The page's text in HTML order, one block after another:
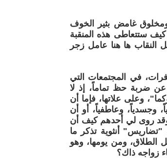
ومخلوق غامض بثير الخوف
ستتعاطى هذه المنقبة
النقاب ها هنا عامل زجر
في المجتمعات التي
ضربة حظ تماماً، إذ لا
وعلى علاتها، فإما أن
وعاطفياً، أو أن
وقد روى لي أحدهم كيف أن
"تضاريس" أنثوية تذكر ما
الطلاق، ومن يومها، وهو
زواجه ذاك؟